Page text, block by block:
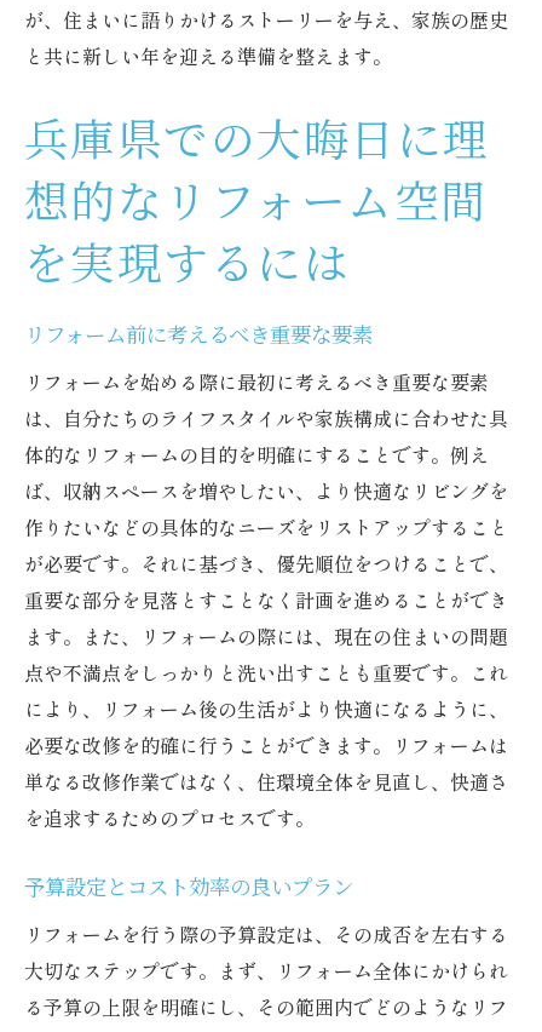
が、住まいに語りかけるストーリーを与え、家族の歴史
と共に新しい年を迎える準備を整えます。
兵庫県での大晦日に理
想的なリフォーム空間
を実現するには
リフォーム前に考えるべき重要な要素
リフォームを始める際に最初に考えるべき重要な要素
は、自分たちのライフスタイルや家族構成に合わせた具
体的なリフォームの目的を明確にすることです。例え
ば、収納スペースを増やしたい、より快適なリビングを
作りたいなどの具体的なニーズをリストアップすること
が必要です。それに基づき、優先順位をつけることで、
重要な部分を見落とすことなく計画を進めることができ
ます。また、リフォームの際には、現在の住まいの問題
点や不満点をしっかりと洗い出すことも重要です。これ
により、リフォーム後の生活がより快適になるように、
必要な改修を的確に行うことができます。リフォームは
単なる改修作業ではなく、住環境全体を見直し、快適さ
を追求するためのプロセスです。
予算設定とコスト効率の良いプラン
リフォームを行う際の予算設定は、その成否を左右する
大切なステップです。まず、リフォーム全体にかけられ
る予算の上限を明確にし、その範囲内でどのようなリフ